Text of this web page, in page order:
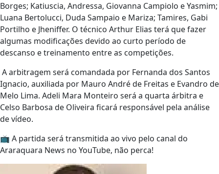
Borges; Katiuscia, Andressa, Giovanna Campiolo e Yasmim;
Luana Bertolucci, Duda Sampaio e Mariza; Tamires, Gabi
Portilho e Jheniffer. O técnico Arthur Elias terá que fazer
algumas modificações devido ao curto período de
descanso e treinamento entre as competições.
A arbitragem será comandada por Fernanda dos Santos
Ignacio, auxiliada por Mauro André de Freitas e Evandro de
Melo Lima. Adeli Mara Monteiro será a quarta árbitra e
Celso Barbosa de Oliveira ficará responsável pela análise
de vídeo.
📺 A partida será transmitida ao vivo pelo canal do
Araraquara News no YouTube, não perca!